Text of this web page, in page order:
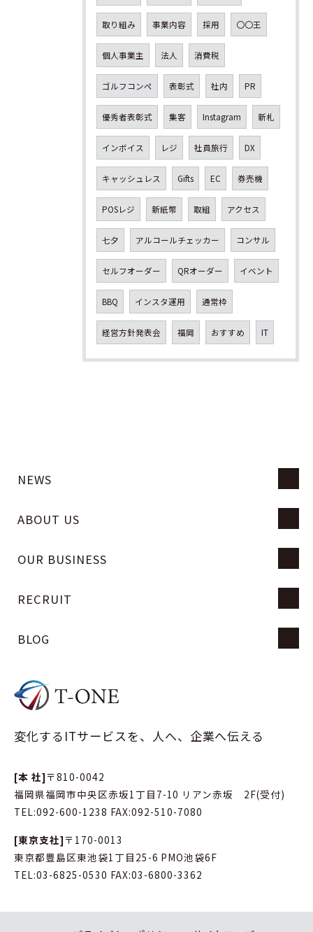
取り組み 事業内容 採用 〇〇王
個人事業主 法人 消費税
ゴルフコンペ 表彰式 社内 PR
優秀者表彰式 集客 Instagram 新札
インボイス レジ 社員旅行 DX
キャッシュレス Gifts EC 券売機
POSレジ 新紙幣 取組 アクセス
七夕 アルコールチェッカー コンサル
セルフオーダー QRオーダー イベント
BBQ インスタ運用 通常枠
経営方針発表会 福岡 おすすめ IT
NEWS
ABOUT US
OUR BUSINESS
RECRUIT
BLOG
変化するITサービスを、人へ、企業へ伝える
[本 社] 〒810-0042
福岡県福岡市中央区赤坂1丁目7-10 リアン赤坂 2F(受付)
TEL:092-600-1238 FAX:092-510-7080
[東京支社] 〒170-0013
東京都豊島区東池袋1丁目25-6 PMO池袋6F
TEL:03-6825-0530 FAX:03-6800-3362